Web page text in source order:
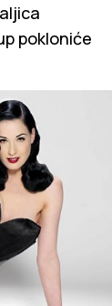
pokloniće